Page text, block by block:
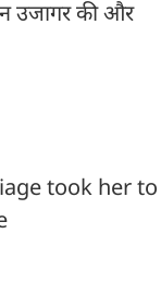
उजागर की और
took her to